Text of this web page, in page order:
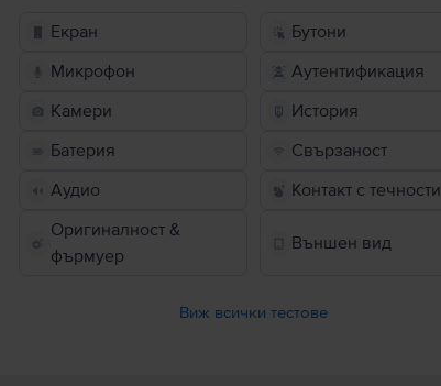
Екран
Бутони
Микрофон
Аутентификация
Камери
История
Батерия
Свързаност
Аудио
Контакт с течности
Оригиналност &
фърмуер
Външен вид
Виж всички тестове